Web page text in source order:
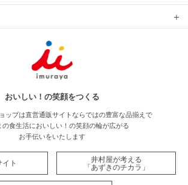
おいしい！の笑顔をつくる
ップは直営通販サイトならではの豊富な品揃えで
の食生活においしい！の笑顔の輪が広がる
お手伝いをいたします
ト
井村屋が考える
「あずきのチカラ」